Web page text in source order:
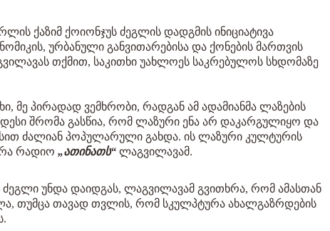
ქაზიმ ქოიონჯუს ძეგლის დადგმის ინიციატივა
ურბანული განვითარებისა და ქონების მართვის
თქმით, საკითხი უახლოეს საკრებულოს სხდომაზე
მე პირადად ვემხრობი, რადგან ამ ადამიანმა ლაზების
შრომა გასწია, რომ ლაზური ენა არ დაკარგულიყო და
ძალიან პოპულარული გახდა. ის ლაზური კულტურის
რადიო „ათინათს“ ლაგვილავამ.
ძეგლი უნდა დაიდგას, ლაგვილავამ გვითხრა, რომ ამასთან
თუმცა თავად თვლის, რომ სკულპტურა ახალგაზრდების